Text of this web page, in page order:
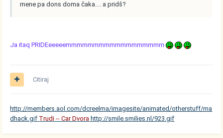
mene pa dons doma čaka.... a pridš?
Ja itaq PRIDEeeeeemmmmmmmmmmmmmmmmmm
Citiraj
http://members.aol.com/dcreelma/imagesite/animated/otherstuff/ma
dhack.gif Trudi -- Car Dvora http://smile.smilies.nl/923.gif